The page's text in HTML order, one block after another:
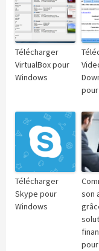
Télécharger
VirtualBox pour
Windows
Télécharger
Skype pour
Windows
son